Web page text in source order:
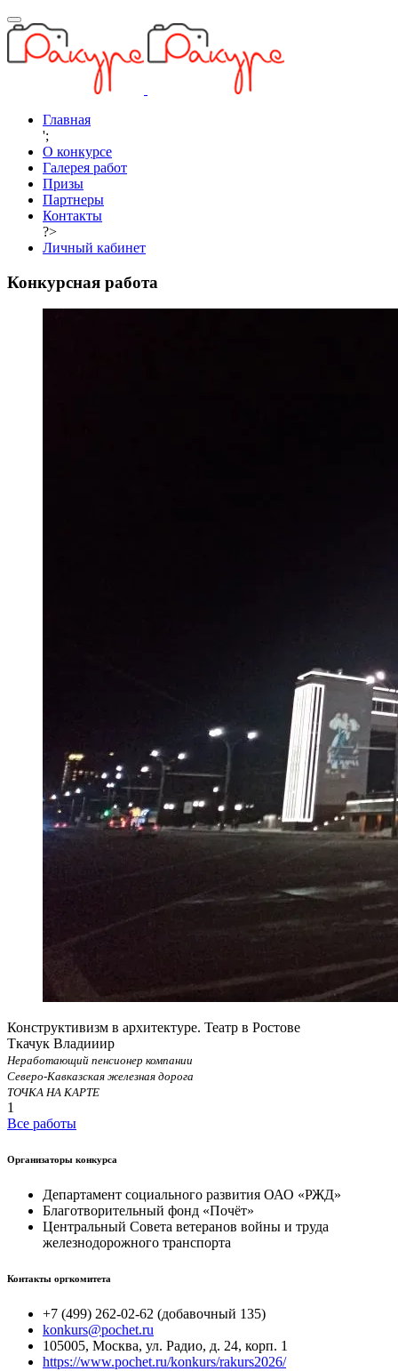
Главная
';
О конкурсе
Галерея работ
Призы
Партнеры
Контакты
?>
Личный кабинет
Конкурсная работа
Конструктивизм в архитектуре. Театр в Ростове
Ткачук Владииир
Неработающий пенсионер компании
Северо-Кавказская железная дорога
ТОЧКА НА КАРТЕ
1
Все работы
Организаторы конкурса
Департамент социального развития ОАО «РЖД»
Благотворительный фонд «Почёт»
Центральный Совета ветеранов войны и труда
железнодорожного транспорта
Контакты оргкомитета
+7 (499) 262-02-62 (добавочный 135)
konkurs@pochet.ru
105005, Москва, ул. Радио, д. 24, корп. 1
https://www.pochet.ru/konkurs/rakurs2026/